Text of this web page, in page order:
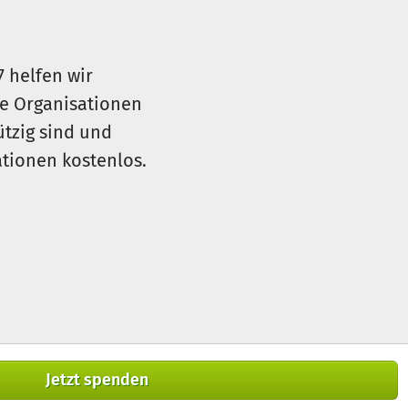
Jetzt spenden
helfen wir
Organisationen
sind und
kostenlos.